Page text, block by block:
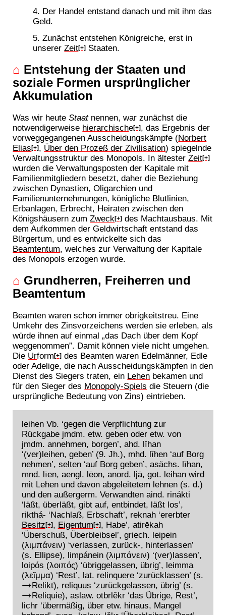
Der Handel entstand danach und mit ihm das
Geld.
Zunächst entstehen Königreiche, erst in
unsererZeit[+] Staaten.
⌂ Entstehung der Staaten und
soziale Formen ursprünglicher
Akkumulation
Was wir heuteStaatnennen, war zunächst die
notwendigerweise hierarchische[+] , das Ergebnis der
vorweggegangenen Ausscheidungskämpfe (Norbert
Elias[+] , Über den Prozeß der Zivilisation) spiegelnde
Verwaltungsstruktur des Monopols. In ältesterZeit[+]
wurden die Verwaltungsposten der Kapitale mit
Familienmitgliedern besetzt, daher die Beziehung
zwischen Dynastien, Oligarchien und
Familienunternehmungen, königliche Blutlinien,
Erbanlagen, Erbrecht, Heiraten zwischen den
Königshäusern zumZweck[+] des Machtausbaus. Mit
dem Aufkommen der Geldwirtschaft entstand das
Bürgertum, und es entwickelte sich das
Beamtentum, welches zur Verwaltung der Kapitale
des Monopols erzogen wurde.
⌂ Grundherren, Freiherren und
Beamtentum
Beamten waren schon immer obrigkeitstreu. Eine
Umkehr des Zinsvorzeichens werden sie erleben, als
würde ihnen auf einmal „das Dach über dem Kopf
weggenommen”. Damit können viele nicht umgehen.
Die Urform[+] des Beamten waren Edelmänner, Edle
oder Adelige, die nach Ausscheidungskämpfen in den
Dienst des Siegers traten, ein Lehen bekamen und
für den Sieger des Monopoly-Spiels die Steuern (die
ursprüngliche Bedeutung von Zins) eintrieben.
leihen Vb. ‘gegen die Verpflichtung zur
Rückgabe jmdm. etw. geben oder etw. von
jmdm. annehmen, borgen’, ahd. līhan
‘(ver)leihen, geben’ (9. Jh.), mhd. līhen ‘auf Borg
nehmen’, selten ‘auf Borg geben’, asächs. līhan,
mnd. līen, aengl. lēon, anord. ljā, got. leihan wird
mit Lehen und davon abgeleitetem lehnen (s. d.)
und den außergerm. Verwandten aind. rinákti
‘läßt, überläßt, gibt auf, entbindet, läßt los’,
rikthá- ‘Nachlaß, Erbschaft’, reknah ‘ererbter
Besitz [+], Eigentum [+], Habe’, atirēkah
‘Überschuß, Überbleibsel’, griech. leipein
(λιμπάνειν) ‘verlassen, zurück-, hinterlassen’
(s. Ellipse), limpánein (λιμπάνειν) ‘(ver)lassen’,
loipós (λoιπός) ‘übriggelassen, übrig’, leimma
(λεῖμμα) ‘Rest’, lat. relinquere ‘zurücklassen’ (s.
→ Relikt), reliquus ‘zurückgelassen, übrig’ (s.
→ Reliquie), aslaw. otbrlěkr ‘das Übrige, Rest’,
lichr ‘übermäßig, über etw. hinaus, Mangel